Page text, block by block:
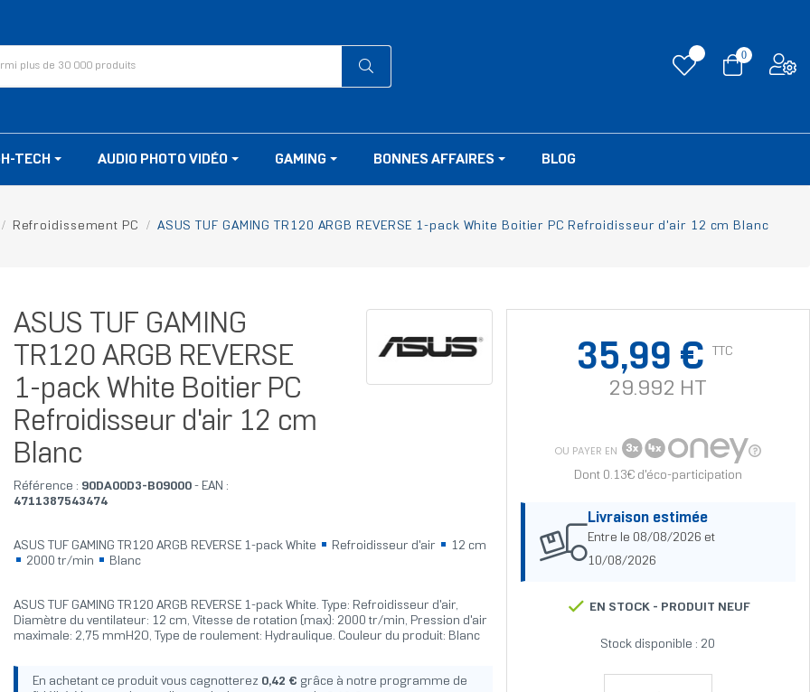
0
TECH AUDIO PHOTO VIDÉO GAMING BONNES AFFAIRES BLOG
Refroidissement PC ASUS TUF GAMING TR120 ARGB REVERSE 1-pack White Boitier PC Refroidisseur d'air 12 cm Blanc
ASUS TUF GAMING
TR120 ARGB REVERSE
1-pack White Boitier PC
Refroidisseur d'air 12 cm
Blanc
Référence : 90DA00D3-B09000- EAN :
4711387543474
ASUS TUF GAMING TR120 ARGB REVERSE 1-pack White Refroidisseur d'air
12 cm
2000 tr/min
Blanc
ASUS TUF GAMING TR120 ARGB REVERSE 1-pack White. Type: Refroidisseur d'air,
Diamètre du ventilateur: 12 cm, Vitesse de rotation (max): 2000 tr/min, Pression d'air
maximale: 2,75 mmH2O, Type de roulement: Hydraulique. Couleur du produit: Blanc
En achetant ce produit vous cagnotterez 0,42 € grâce à notre programme de
35,99 € TTC
29.992 HT
OU PAYER EN
Dont 0.13€ d'éco-participation
Livraison estimée
Entre le 08/08/2026 et
10/08/2026
EN STOCK - PRODUIT NEUF
Stock disponible : 20